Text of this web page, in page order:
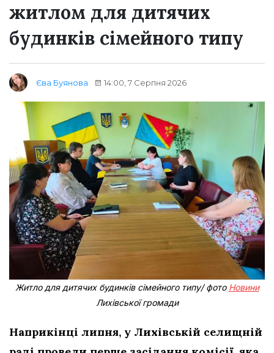
житлом для дитячих
будинків сімейного типу
Єва Буянова 14:00, 7 Серпня 2026
Житло для дитячих будинків сімейного типу/ фото Новини
Лихівської громади
Наприкінці липня, у Лихівській селищній